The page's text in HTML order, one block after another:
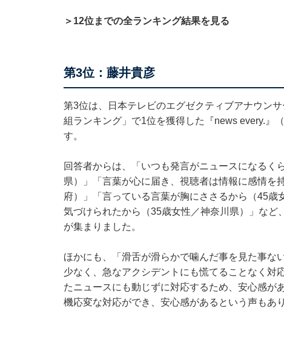
＞12位までの全ランキング結果を見る
第3位：藤井貴彦
第3位は、日本テレビのエグゼクティブアナウン
組ランキング」で1位を獲得した『news every.』
す。
回答者からは、「いつも発言がニュースになるく
県）」「言葉が心に届き、視聴者は情報に感情を
府）」「言っている言葉が胸にささるから（45
気づけられたから（35歳女性／神奈川県）」な
が集まりました。
ほかにも、「滑舌が滑らかで噛んだ事を見た事な
少なく、急なアクシデントにも慌てることなく対
たニュースにも動じずに対応するため、安心感が
機応変な対応ができ、安心感があるという声もあ